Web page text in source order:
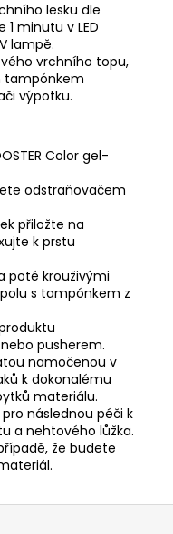
lesku dle
minutu v LED
lampě.
vrchního topu,
tampónkem
výpotku.
Color gel-
odstraňovačem
přiložte na
k prstu
poté krouživými
s tampónkem z
pusherem.
namočenou v
k dokonalému
materiálu.
pro následnou péči k
a nehtového lůžka.
že budete